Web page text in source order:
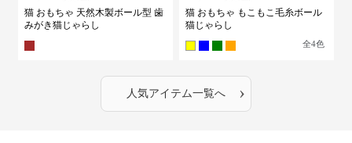
猫 おもちゃ 天然木製ボール型 歯
みがき猫じゃらし
猫 おもちゃ もこもこ毛糸ボール
猫じゃらし
全4色
人気アイテム一覧へ ›